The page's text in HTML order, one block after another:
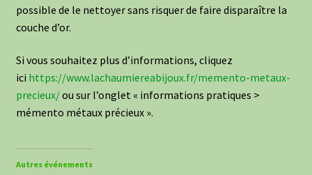
possible de le nettoyer sans risquer de faire disparaître la
couche d’or.
Si vous souhaitez plus d’informations, cliquez
ici https://www.lachaumiereabijoux.fr/memento-metaux-
precieux/ou sur l’onglet « informations pratiques >
mémento métaux précieux ».
Autres événements